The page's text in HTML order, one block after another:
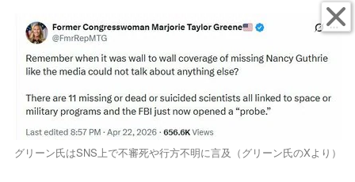
グリーン氏はSNS上で不審死や行方不明に言及（グリーン氏のXより）